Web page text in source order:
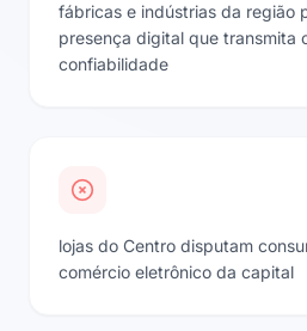
fábricas e indústrias da região
presença digital que transmita
confiabilidade
lojas do Centro disputam
comércio eletrônico da capital